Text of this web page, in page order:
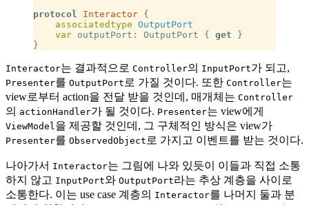
protocol Interactor {
    associatedtype
OutputPort
    var
outputPort: OutputPort { get }
}
Interactor는 결과적으로 Controller의 InputPort가 되고,
Presenter를 OutputPort 로 가질 것이다. 또한 Controller는
view로부터 action을 전달 받을 것인데, 매개체는 Controller
의 actionHandler가 될 것이다. Presenter는 view에게
ViewModel을 제공할 것인데, 그 구체적인 방식은 view가
Presenter를 ObservedObject 로 가지고 이벤트를 받는 것이다.
나아가서 Interactor는 그림에 나와 있듯이 이들과 직접 소통
하지 않고 InputPort와 OutputPort라는 추상 계층을 사이로
소통한다. 이는 use case 계층의 Interactor를 나머지 둘과 분